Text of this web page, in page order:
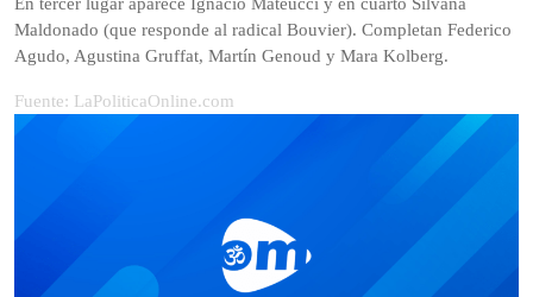
Maldonado (que responde al radical Bouvier). Completan Federico
Agudo, Agustina Gruffat, Martín Genoud y Mara Kolberg.
Fuente: LaPoliticaOnline.com